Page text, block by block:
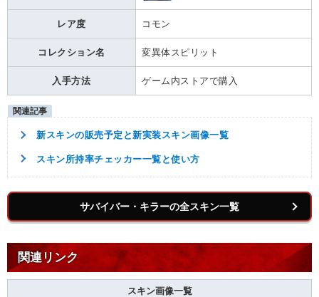
レア度 コモン
コレクション名 変異体スピリット
入手方法 ゲーム内ストアで購入
新スキンの販売予定と新実装スキン画像一覧
スキン所持率チェッカー一覧と使い方
サバイバー・キラーの全スキン一覧
関連リンク
スキン画像一覧